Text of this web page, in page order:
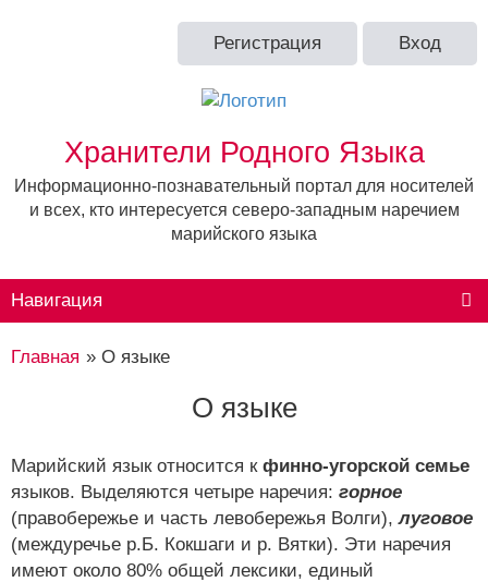
Регистрация Вход
Хранители Родного Языка
Информационно-познавательный портал для носителей
и всех, кто интересуется северо-западным наречием
марийского языка
Навигация
Главная » О языке
О языке
Марийский язык относится к финно-угорской семье
языков. Выделяются четыре наречия: горное
(правобережье и часть левобережья Волги),луговое
(междуречье р.Б. Кокшаги и р. Вятки). Эти наречия
имеют около 80% общей лексики, единый